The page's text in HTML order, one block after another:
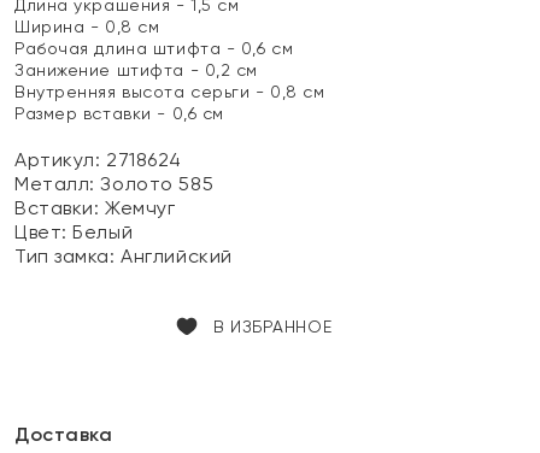
Длина украшения - 1,5 см
Ширина - 0,8 см
Рабочая длина штифта - 0,6 см
Занижение штифта - 0,2 см
Внутренняя высота серьги - 0,8 см
Размер вставки - 0,6 см
Артикул: 2718624
Металл:Золото 585
Вставки:Жемчуг
Цвет:Белый
Тип замка:Английский
В ИЗБРАННОЕ
Доставка